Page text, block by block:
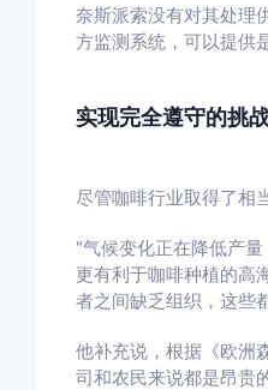
奈斯派索没有对其处理
方监测系统，可以提供
实现完全遵守的挑
尽管咖啡行业取得了相
“气候变化正在降低产
更有利于咖啡种植的高
者之间缺乏组织，这些
他补充说，根据《欧洲
司和农民来说都是昂贵